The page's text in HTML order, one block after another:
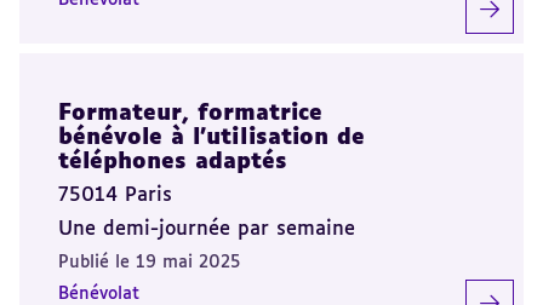
Formateur, formatrice
bénévole à l’utilisation de
téléphones adaptés
75014 Paris
Une demi-journée par semaine
Publié le 19 mai 2025
Bénévolat